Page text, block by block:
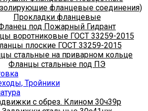
фланцевые соединения)
Прокладки фланцевые
под Пожарный Гидрант
воротниковые ГОСТ 33259-2015
плоские ГОСТ 33259-2015
стальные на приварном кольце
Фланцы стальные под ПЭ
Тройники
с обрез. Клином 30ч39р